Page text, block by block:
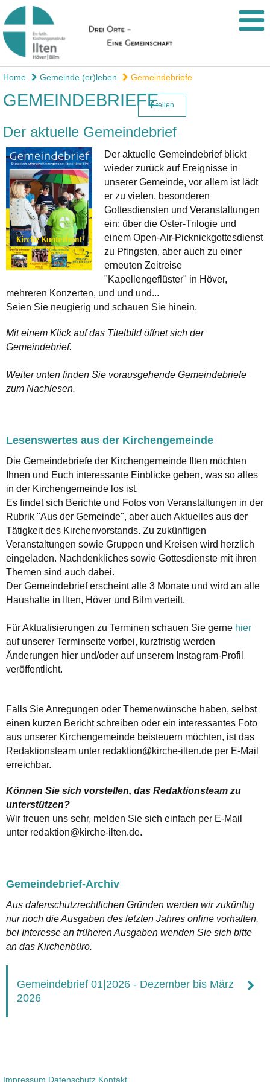
Home Gemeinde (er)leben Gemeindebriefe
GEMEINDEBRIEFEteilen
Der aktuelle Gemeindebrief
Der aktuelle Gemeindebrief blickt
wieder zurück auf Ereignisse in
unserer Gemeinde, vor allem ist lädt
er zu vielen, besonderen
Gottesdiensten und Veranstaltungen
ein: über die Oster-Trilogie und
einem Open-Air-Picknickgottesdienst
zu Pfingsten, aber auch zu einer
erneuten Zeitreise
"Kapellengeflüster" in Höver,
mehreren Konzerten, und und und...
Seien Sie neugierig und schauen Sie hinein.
Mit einem Klick auf das Titelbild öffnet sich der
Gemeindebrief.
Weiter unten finden Sie vorausgehende Gemeindebriefe
zum Nachlesen.
Lesenswertes aus der Kirchengemeinde
Die Gemeindebriefe der Kirchengemeinde Ilten möchten
Ihnen und Euch interessante Einblicke geben, was so alles
in der Kirchengemeinde los ist.
Es findet sich Berichte und Fotos von Veranstaltungen in der
Rubrik "Aus der Gemeinde", aber auch Aktuelles aus der
Tätigkeit des Kirchenvorstands. Zu zukünftigen
Veranstaltungen sowie Gruppen und Kreisen wird herzlich
eingeladen. Nachdenkliches sowie Gottesdienste mit ihren
Themen sind auch dabei.
Der Gemeindebrief erscheint alle 3 Monate und wird an alle
Haushalte in Ilten, Höver und Bilm verteilt.
Für Aktualisierungen zu Terminen schauen Sie gerne hier
auf unserer Terminseite vorbei, kurzfristig werden
Änderungen hier und/oder auf unserem Instagram-Profil
veröffentlicht.
Falls Sie Anregungen oder Themenwünsche haben, selbst
einen kurzen Bericht schreiben oder ein interessantes Foto
aus unserer Kirchengemeinde beisteuern möchten, ist das
Redaktionsteam unter redaktion@kirche-ilten.de per E-Mail
erreichbar.
Können Sie sich vorstellen, das Redaktionsteam zu
unterstützen?
Wir freuen uns sehr, melden Sie sich einfach per E-Mail
unter redaktion@kirche-ilten.de.
Gemeindebrief-Archiv
Aus datenschutzrechtlichen Gründen werden wir zukünftig
nur noch die Ausgaben des letzten Jahres online vorhalten,
bei Interesse an früheren Ausgaben wenden Sie sich bitte
an das Kirchenbüro.
Gemeindebrief 01|2026 - Dezember bis März
2026
Impressum Datenschutz Kontakt